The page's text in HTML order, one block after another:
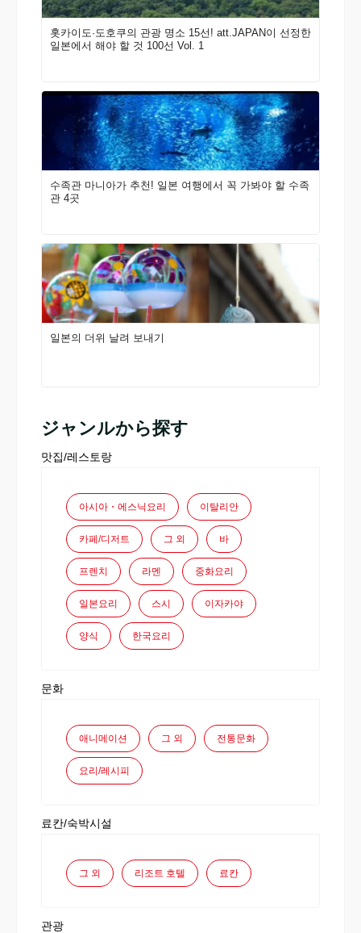
홋카이도·도호쿠의 관광 명소 15선! att.JAPAN이 선정한
일본에서 해야 할 것 100선 Vol. 1
수족관 마니아가 추천! 일본 여행에서 꼭 가봐야 할 수족
관 4곳
일본의 더위 날려 보내기
ジャンルから探す
맛집/레스토랑
아시아・에스닉요리 이탈리안
카페/디저트 그 외 바
프렌치 라멘 중화요리
일본요리 스시 이자카야
양식 한국요리
문화
애니메이션 그 외 전통문화
요리/레시피
료칸/숙박시설
그 외 리조트 호텔 료칸
관광